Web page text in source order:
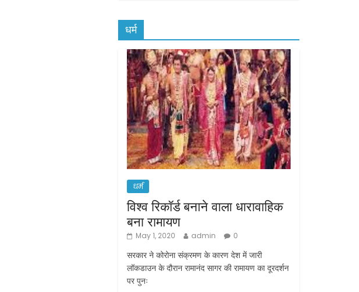
धर्म
धर्म
विश्व रिकॉर्ड बनाने वाला धारावाहिक
बना रामायण
May 1, 2020 admin 0
सरकार ने कोरोना संक्रमण के कारण देश में जारी
लॉकडाउन के दौरान रामानंद सागर की रामायण का दूरदर्शन
पर पुनः